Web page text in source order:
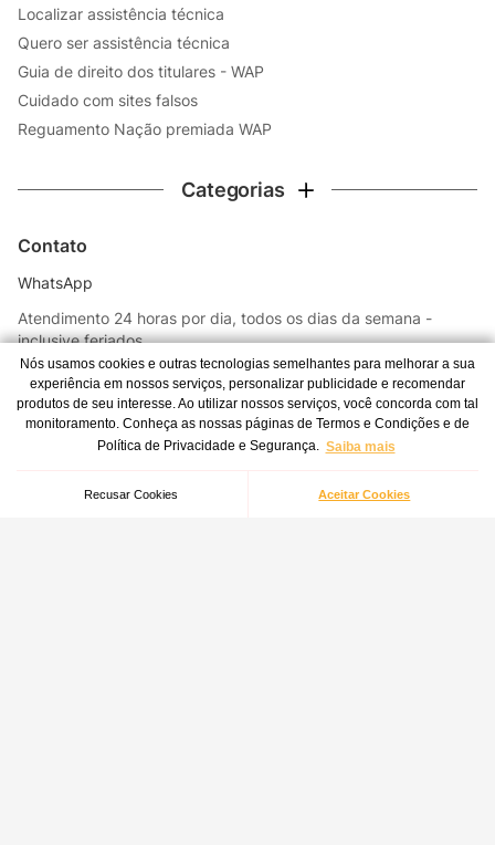
Nós usamos cookies e outras tecnologias semelhantes para melhorar a sua
experiência em nossos serviços, personalizar publicidade e recomendar
produtos de seu interesse. Ao utilizar nossos serviços, você concorda com tal
monitoramento. Conheça as nossas páginas de Termos e Condições e de
Política de Privacidade e Segurança. Saiba mais
Recusar Cookies Aceitar Cookies
Filtro de Inox Para Aspirador de Pó WAP Mite Cleaner UV
Localizar assistência técnica
Quero ser assistência técnica
Guia de direito dos titulares - WAP
Cuidado com sites falsos
Reguamento Nação premiada WAP
Categorias
Contato
WhatsApp
Atendimento 24 horas por dia, todos os dias da semana -
inclusive feriados.
(41) 3012-7272
Central de atendimento